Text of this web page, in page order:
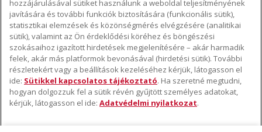
A márka lényege
A márka története
ODR
TÁMOGATÁS
Hol lehet megvenni
Garancia és dokumentumok
Ügyfélszolgálat
KÖVESSEN BENNÜNKET
hozzájárulásával sütiket használunk a weboldal teljesítményének
javítására és további funkciók biztosítására (funkcionális sütik),
statisztikai elemzések és közönségmérés elvégzésére (analitikai
sütik), valamint az Ön érdeklődési köréhez és böngészési
szokásaihoz igazított hirdetések megjelenítésére – akár harmadik
felek, akár más platformok bevonásával (hirdetési sütik). További
részletekért vagy a beállítások kezeléséhez kérjük, látogasson el
ide: Sütikkel kapcsolatos tájékoztató. Ha szeretné megtudni,
hogyan dolgozzuk fel a sütik révén gyűjtött személyes adatokat,
kérjük, látogasson el ide: Adatvédelmi nyilatkozat.